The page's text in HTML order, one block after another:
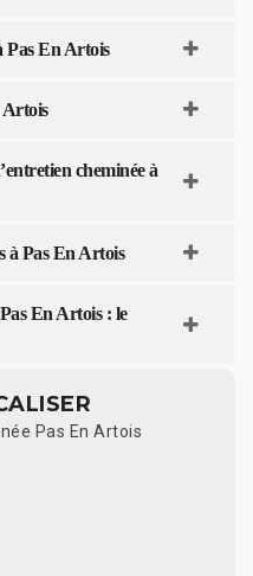
Pas En Artois
Artois
cheminée à
à Pas En Artois
En Artois : le
Pas En Artois